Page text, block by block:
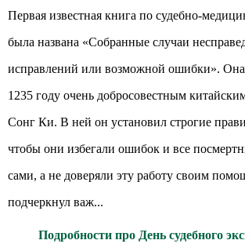
Первая известная книга по судебно-
была названа «Собранные случаи
исправлений или возможной ошибки».
1235 году очень добросовестным
Сонг Ки. В ней он установил строгие
чтобы они избегали ошибок и все
сами, а не доверяли эту работу своим
подчеркнул важ...
Подробности про День судебного